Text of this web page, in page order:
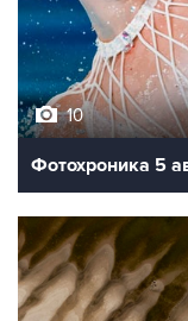
10
Фотохроника 5